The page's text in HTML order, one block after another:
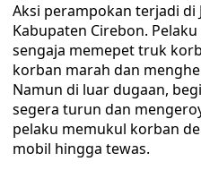
Aksi perampokan terjadi di
Kabupaten Cirebon.
sengaja memepet truk
korban marah dan
Namun di luar dugaan,
segera turun dan
pelaku memukul korban
mobil hingga tewas.